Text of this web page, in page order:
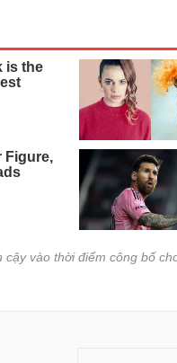
vào thời điểm công bố